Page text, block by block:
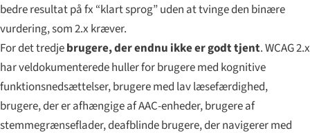
bedre resultat på fx “klart sprog” uden at tvinge den binære
vurdering, som 2.x kræver.
For det tredjebrugere, der endnu ikke er godt tjent. WCAG 2.x
har veldokumenterede huller for brugere med kognitive
funktionsnedsættelser, brugere med lav læsefærdighed,
brugere, der er afhængige af AAC-enheder, brugere af
stemme­grænseflader, deafblinde brugere, der navigerer med